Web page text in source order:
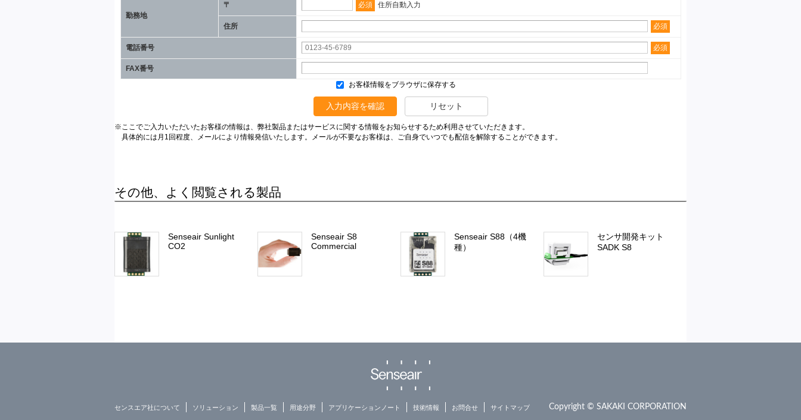
勤務地
〒 必須 住所自動入力
住所 必須
電話番号 必須
FAX番号
お客様情報をブラウザに保存する
入力内容を確認 リセット
※ここでご入力いただいたお客様の情報は、弊社製品またはサービスに関する情報をお知らせするため利用させていただきます。
具体的には月1回程度、メールにより情報発信いたします。メールが不要なお客様は、ご自身でいつでも配信を解除することができます。
その他、よく閲覧される製品
Senseair Sunlight
CO2
Senseair S8
Commercial
Senseair S88（4機
種）
センサ開発キット
SADK S8
センスエア社について ソリューション 製品一覧 用途分野 アプリケーションノート 技術情報 お問合せ サイトマップ Copyright © SAKAKI CORPORATION